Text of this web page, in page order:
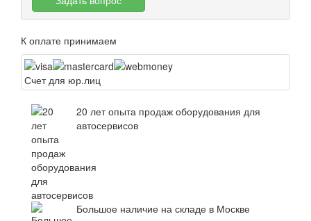
К оплате принимаем
Счет для юр.лиц
20 лет опыта продаж оборудования для
автосервисов
Большое наличие на складе в Москве